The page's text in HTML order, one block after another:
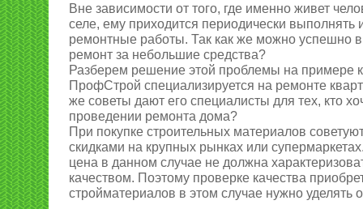
Вне зависимости от того, где именно живет
селе, ему приходится периодически выполнять
ремонтные работы. Так как же можно успешно
ремонт за небольшие средства?
Разберем решение этой проблемы на примере
ПрофСтрой специализируется на ремонте
же советы дают его специалисты для тех, кто
проведении ремонта дома?
При покупке строительных материалов
скидками на крупных рынках или
цена в данном случае не должна
качеством. Поэтому проверке качества
стройматериалов в этом случае нужно уделять